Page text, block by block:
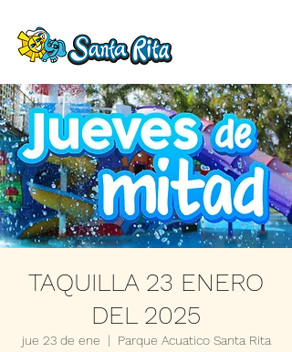
TAQUILLA 23 ENERO
DEL 2025
jue 23 de ene
  |
Parque Acuatico Santa Rita